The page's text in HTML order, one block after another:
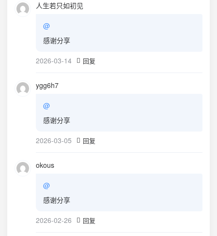
人生若只如初见
@
感谢分享
2026-03-14 回复
ygg6h7
@
感谢分享
2026-03-05 回复
okous
@
感谢分享
2026-02-26 回复